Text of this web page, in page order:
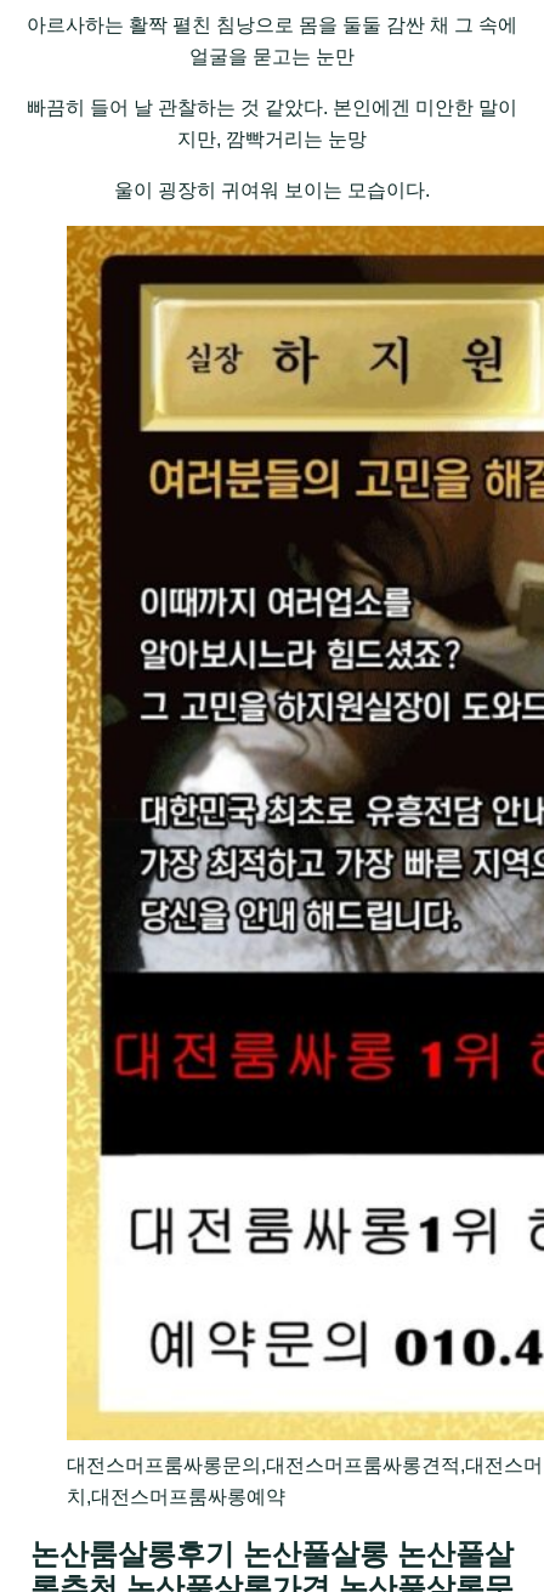
아르사하는 활짝 펼친 침낭으로 몸을 둘둘 감싼 채 그 속에
얼굴을 묻고는 눈만
빠끔히 들어 날 관찰하는 것 같았다. 본인에겐 미안한 말이
지만, 깜빡거리는 눈망
울이 굉장히 귀여워 보이는 모습이다.
대전스머프룸싸롱문의,대전스머프룸싸롱견적,대전스
치,대전스머프룸싸롱예약
논산룸살롱후기 논산풀살롱 논산풀살